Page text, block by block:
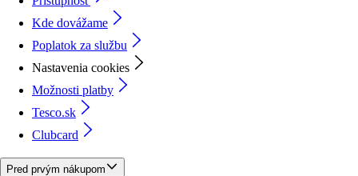
Kde dovážame
Poplatok za službu
Nastavenia cookies
Možnosti platby
Tesco.sk
Clubcard
Pred prvým nákupom